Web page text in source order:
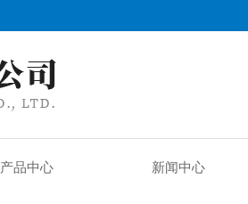
产品中心 新闻中心